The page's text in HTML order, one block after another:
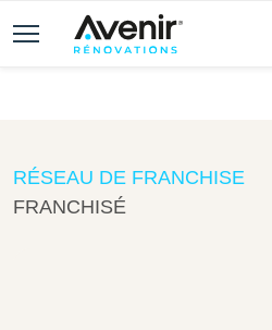
RÉSEAU DE FRANCHISE
FRANCHISÉ